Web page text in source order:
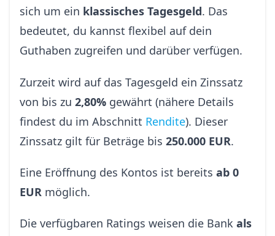
sich um ein klassisches Tagesgeld. Das
bedeutet, du kannst flexibel auf dein
Guthaben zugreifen und darüber verfügen.
Zurzeit wird auf das Tagesgeld ein Zinssatz
von bis zu 2,80% gewährt (nähere Details
findest du im Abschnitt Rendite). Dieser
Zinssatz gilt für Beträge bis 250.000 EUR.
Eine Eröffnung des Kontos ist bereits ab 0
EUR möglich.
Die verfügbaren Ratings weisen die Bank als